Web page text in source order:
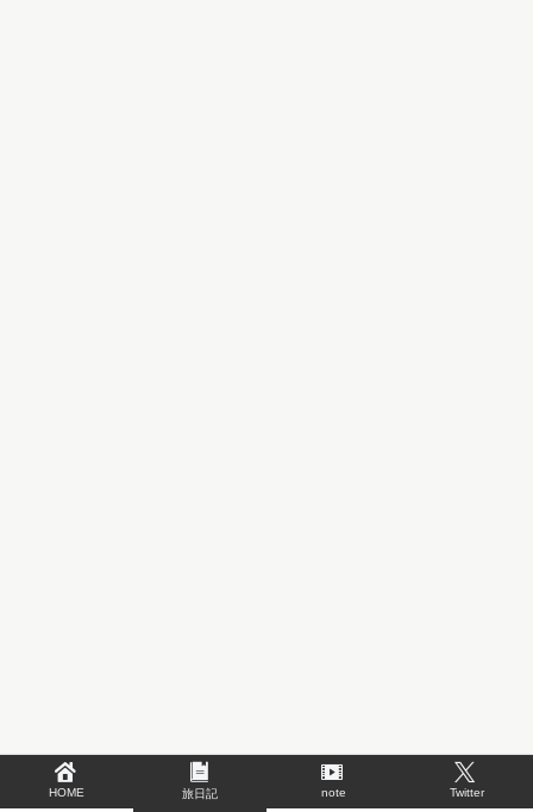
HOME 旅日記 note Twitter